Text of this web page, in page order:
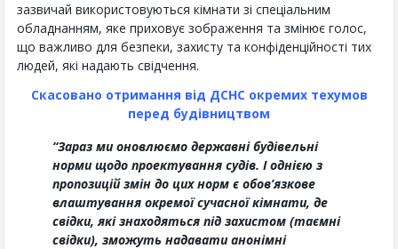
зазвичай використовуються кімнати зі спеціальним
обладнанням, яке приховує зображення та змінює голос,
що важливо для безпеки, захисту та конфіденційності тих
людей, які надають свідчення.
Скасовано отримання від ДСНС окремих техумов
перед будівництвом
“Зараз ми оновлюємо державні будівельні
норми щодо проектування судів. І однією з
пропозицій змін до цих норм є обов’язкове
влаштування окремої сучасної кімнати, де
свідки, які знаходяться під захистом (таємні
свідки), зможуть надавати анонімні